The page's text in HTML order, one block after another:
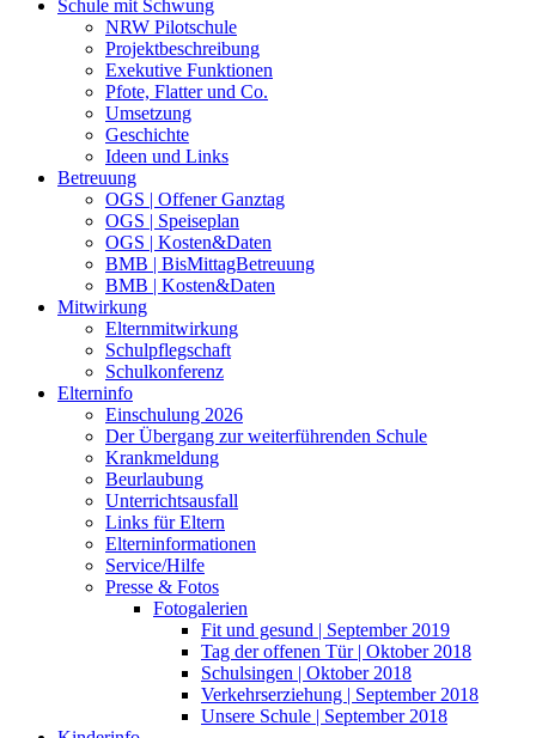
Schule mit Schwung
NRW Pilotschule
Projektbeschreibung
Exekutive Funktionen
Pfote, Flatter und Co.
Umsetzung
Geschichte
Ideen und Links
Betreuung
OGS | Offener Ganztag
OGS | Speiseplan
OGS | Kosten&Daten
BMB | BisMittagBetreuung
BMB | Kosten&Daten
Mitwirkung
Elternmitwirkung
Schulpflegschaft
Schulkonferenz
Elterninfo
Einschulung 2026
Der Übergang zur weiterführenden Schule
Krankmeldung
Beurlaubung
Unterrichtsausfall
Links für Eltern
Elterninformationen
Service/Hilfe
Presse & Fotos
Fotogalerien
Fit und gesund | September 2019
Tag der offenen Tür | Oktober 2018
Schulsingen | Oktober 2018
Verkehrserziehung | September 2018
Unsere Schule | September 2018